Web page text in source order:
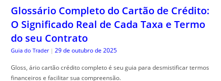
Glossário Completo do Cartão de Crédito:
O Significado Real de Cada Taxa e Termo
do seu Contrato
Guia do Trader | 29 de outubro de 2025
Gloss, ário cartão crédito completo é seu guia para desmistificar termos
financeiros e facilitar sua compreensão.